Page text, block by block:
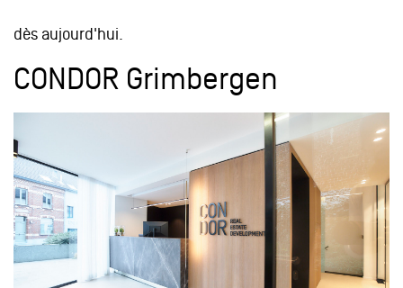
dès aujourd'hui.
CONDOR Grimbergen